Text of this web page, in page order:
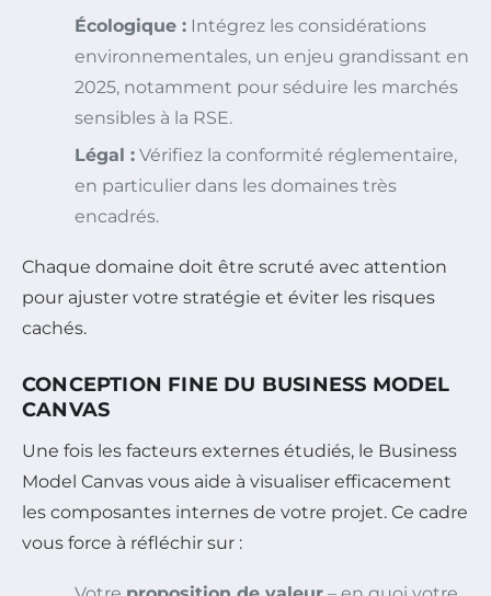
Écologique : Intégrez les considérations
environnementales, un enjeu grandissant en
2025, notamment pour séduire les marchés
sensibles à la RSE.
Légal : Vérifiez la conformité réglementaire,
en particulier dans les domaines très
encadrés.
Chaque domaine doit être scruté avec attention
pour ajuster votre stratégie et éviter les risques
cachés.
CONCEPTION FINE DU BUSINESS MODEL
CANVAS
Une fois les facteurs externes étudiés, le Business
Model Canvas vous aide à visualiser efficacement
les composantes internes de votre projet. Ce cadre
vous force à réfléchir sur :